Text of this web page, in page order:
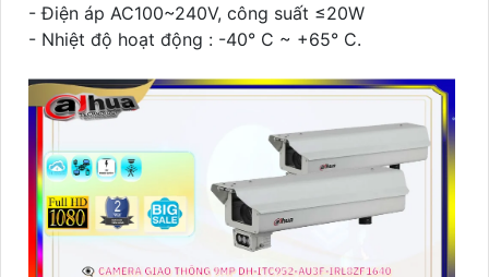
- Điện áp AC100~240V, công suất ≤20W
- Nhiệt độ hoạt động : -40° C ~ +65° C.